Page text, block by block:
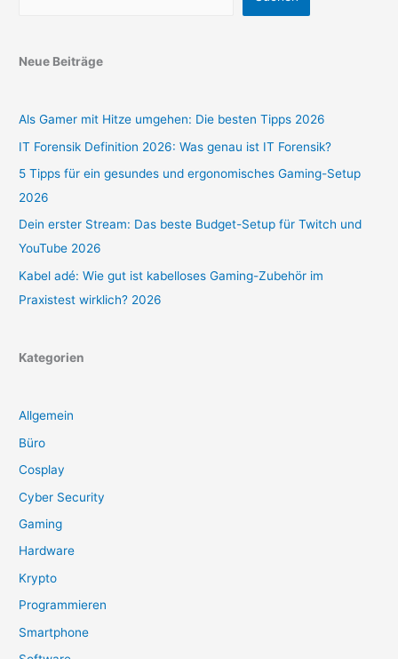
Neue Beiträge
Als Gamer mit Hitze umgehen: Die besten Tipps 2026
IT Forensik Definition 2026: Was genau ist IT Forensik?
5 Tipps für ein gesundes und ergonomisches Gaming-Setup
2026
Dein erster Stream: Das beste Budget-Setup für Twitch und
YouTube 2026
Kabel adé: Wie gut ist kabelloses Gaming-Zubehör im
Praxistest wirklich? 2026
Kategorien
Allgemein
Büro
Cosplay
Cyber Security
Gaming
Hardware
Krypto
Programmieren
Smartphone